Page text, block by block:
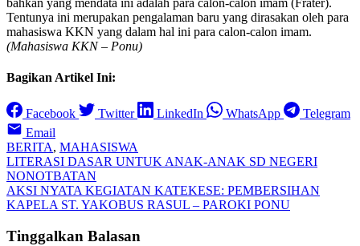
Tentunya ini merupakan pengalaman baru yang dirasakan oleh para
mahasiswa KKN yang dalam hal ini para calon-calon imam.
(Mahasiswa KKN – Ponu)
Bagikan Artikel Ini:
Facebook Twitter LinkedIn WhatsApp
Telegram
Email
BERITA, MAHASISWA
Navigasi
pos
LITERASI DASAR UNTUK ANAK-ANAK SD NEGERI
NONOTBATAN
AKSI NYATA KEGIATAN KATEKESE: PEMBERSIHAN
KAPELA ST. YAKOBUS RASUL – PAROKI PONU
Tinggalkan Balasan